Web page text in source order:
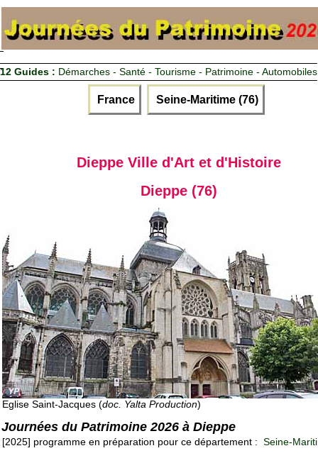
12 Guides : Démarches - Santé - Tourisme - Patrimoine - Automobiles
France Seine-Maritime (76)
Dieppe Ville d'Art et d'Histoire
Dieppe (76)
Eglise Saint-Jacques (doc. Yalta Production)
Journées du Patrimoine 2026 à Dieppe
[2025] programme en préparation pour ce département : Seine-